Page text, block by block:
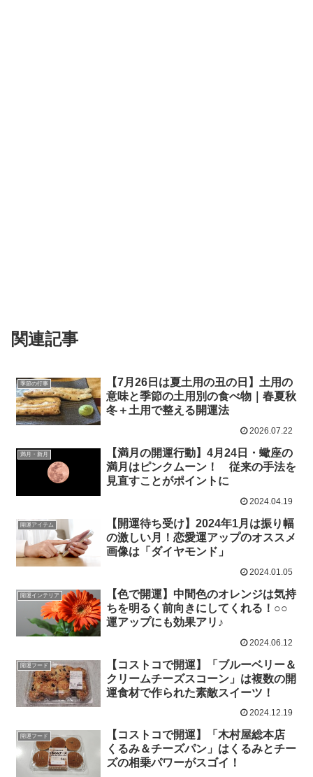
関連記事
季節の行事
【7月26日は夏土用の丑の日】土用の
意味と季節の土用別の食べ物｜春夏秋
冬＋土用で整える開運法
2026.07.22
満月・新月
【満月の開運行動】4月24日・蠍座の
満月はピンクムーン！ 従来の手法を
見直すことがポイントに
2024.04.19
開運アイテム
【開運待ち受け】2024年1月は振り幅
の激しい月！恋愛運アップのオススメ
画像は「ダイヤモンド」
2024.01.05
開運インテリア
【色で開運】中間色のオレンジは気持
ちを明るく前向きにしてくれる！○○
運アップにも効果アリ♪
2024.06.12
開運フード
【コストコで開運】「ブルーベリー＆
クリームチーズスコーン」は複数の開
運食材で作られた素敵スイーツ！
2024.12.19
開運フード
【コストコで開運】「木村屋総本店
くるみ＆チーズパン」はくるみとチー
ズの相乗パワーがスゴイ！